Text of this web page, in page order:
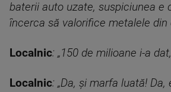
baterii auto uzate, suspiciunea e
încerca să valorifice metalele din
Localnic: „150 de milioane i-a
Localnic: „Da, și marfa luată! Da,